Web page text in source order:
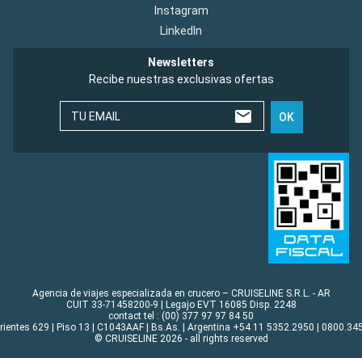
Instagram
LinkedIn
Newsletters
Recibe nuestras exclusivas ofertas
TU EMAIL OK
Agencia de viajes especializada en crucero – CRUISELINE S.R.L. - AR
CUIT 33-71458200-9 | Legajo EVT 16085 Disp. 2248
contact tel : (00) 377 97 97 84 50
629 | Piso 13 | C1043AAF | Bs.As. | Argentina +54 11 5352.2950 |
© CRUISELINE 2026 - all rights reserved